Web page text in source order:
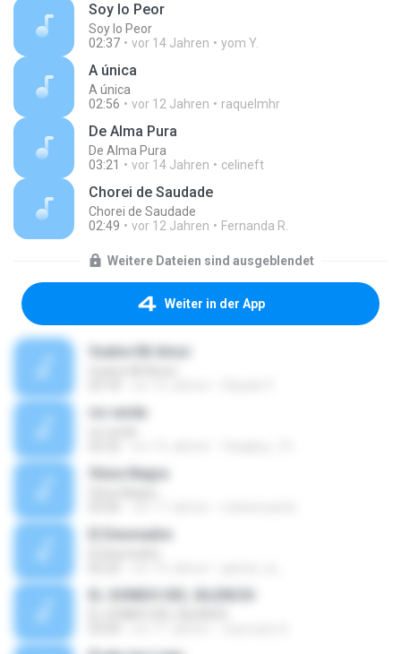
Soy lo Peor
Soy lo Peor
02:37
vor 14 Jahren yom Y.
A única
A única
02:56
vor 12 Jahren raquelmhr
De Alma Pura
De Alma Pura
03:21
vor 14 Jahren celineft
Chorei de Saudade
Chorei de Saudade
02:49
vor 12 Jahren Fernanda R.
Weitere Dateien sind ausgeblendet
Weiter in der App
Vuelve Mi Amor
rio verde
Viúva Negra
El Desmadre
EL SONIDO DEL SILENCIO